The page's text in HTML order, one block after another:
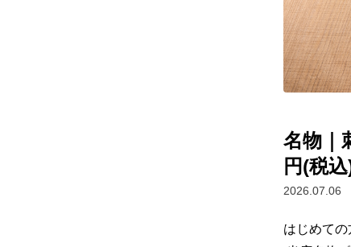
名物｜
円(税
2026.07.06
はじめての